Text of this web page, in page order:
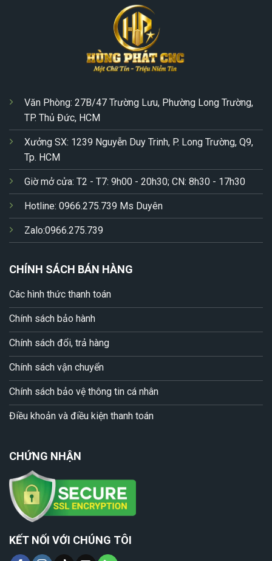
Văn Phòng: 27B/47 Trường Lưu, Phường Long Trường,
TP. Thủ Đức, HCM
Xưởng SX: 1239 Nguyễn Duy Trinh, P. Long Trường, Q9,
Tp. HCM
Giờ mở cửa: T2 - T7: 9h00 - 20h30; CN: 8h30 - 17h30
Hotline: 0966.275.739 Ms Duyên
Zalo:0966.275.739
CHÍNH SÁCH BÁN HÀNG
Các hình thức thanh toán
Chính sách bảo hành
Chính sách đổi, trả hàng
Chính sách vận chuyển
Chính sách bảo vệ thông tin cá nhân
Điều khoản và điều kiện thanh toán
CHỨNG NHẬN
KẾT NỐI VỚI CHÚNG TÔI